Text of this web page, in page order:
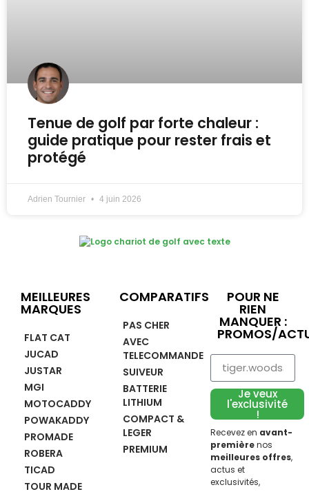
Tenue de golf par forte chaleur :
guide pratique pour rester frais et
protégé
Adrien Tournier 4 juin 2026
MEILLEURES
MARQUES
FLAT CAT
JUCAD
JUSTAR
MGI
MOTOCADDY
POWAKADDY
PROMADE
ROBERA
TICAD
TOUR MADE
COMPARATIFS
PAS CHER
AVEC
TELECOMMANDE
SUIVEUR
BATTERIE
LITHIUM
COMPACT &
LEGER
PREMIUM
POUR NE
RIEN
MANQUER :
PROMOS/
Je veux
l'exclusivité
!
Recevez en avant-
premièrenos
meilleures offres,
actus et
exclusivités,